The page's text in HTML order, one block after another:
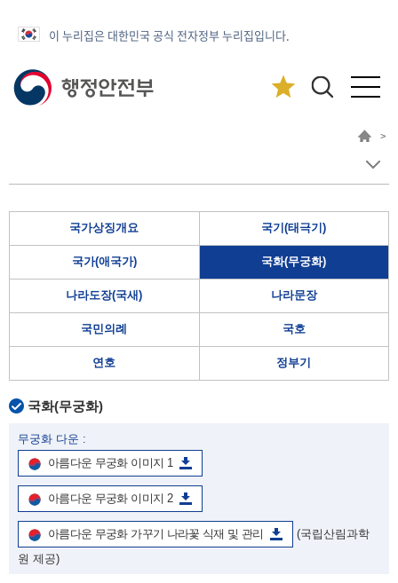
이 누리집은 대한민국 공식 전자정부 누리집입니다.
>
국가상징개요 국기(태극기)
국가(애국가) 국화(무궁화)
나라도장(국새) 나라문장
국민의례 국호
연호 정부기
국화(무궁화)
무궁화 다운 :
아름다운 무궁화 이미지 1
아름다운 무궁화 이미지 2
아름다운 무궁화 가꾸기 나라꽃 식재 및 관리
(국립산림과학
원 제공)